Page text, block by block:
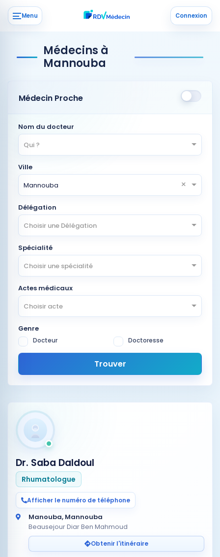
Menu Connexion
Médecins à
Mannouba
Médecin Proche
Nom du docteur
Qui ?
Ville
Mannouba
×
Délégation
Choisir une Délégation
Spécialité
Choisir une spécialité
Actes médicaux
Choisir acte
Genre
Docteur Doctoresse
Trouver
Dr. Saba Daldoul
Rhumatologue
Afficher le numéro de téléphone
Manouba, Mannouba
Beausejour Diar Ben Mahmoud
Obtenir l'itinéraire